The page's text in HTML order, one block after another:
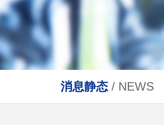
消息静态 / NEWS